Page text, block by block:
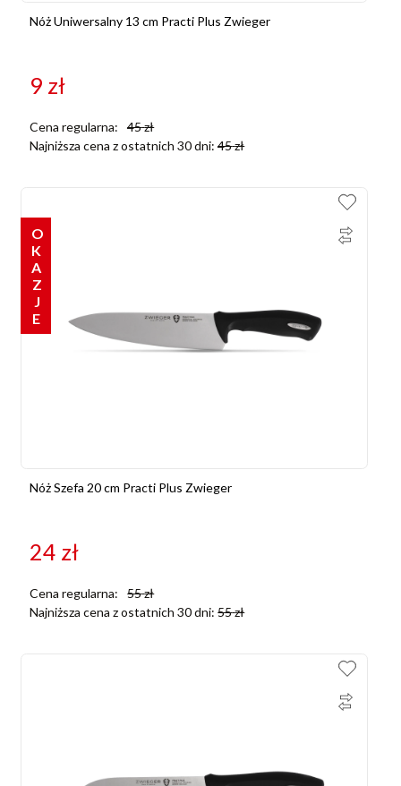
Nóż Uniwersalny 13 cm Practi Plus Zwieger
9 zł
Cena regularna: 45zł
Najniższa cena z ostatnich 30 dni:45zł
OKAZJE
Nóż Szefa 20 cm Practi Plus Zwieger
24 zł
Cena regularna: 55zł
Najniższa cena z ostatnich 30 dni:55zł